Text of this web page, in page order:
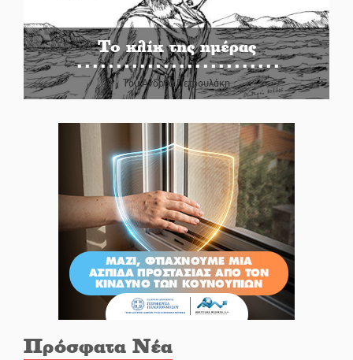
Το κλίκ της ημέρας
Του Ανδρέα Πετρουλάκη
Πρόσφατα Νέα